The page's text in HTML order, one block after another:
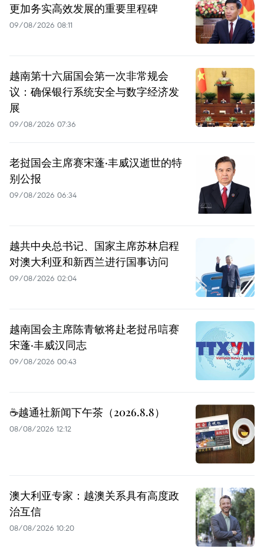
更加务实高效发展的重要里程碑
09/08/2026 08:11
越南第十六届国会第一次非常规会
议：确保银行系统安全与数字经济发
展
09/08/2026 07:36
老挝国会主席赛宋蓬·丰威汉逝世的特
别公报
09/08/2026 06:34
越共中央总书记、国家主席苏林启程
对澳大利亚和新西兰进行国事访问
09/08/2026 02:04
越南国会主席陈青敏将赴老挝吊唁赛
宋蓬·丰威汉同志
09/08/2026 00:43
☕️越通社新闻下午茶（2026.8.8）
08/08/2026 12:12
澳大利亚专家：越澳关系具有高度政
治互信
08/08/2026 10:20